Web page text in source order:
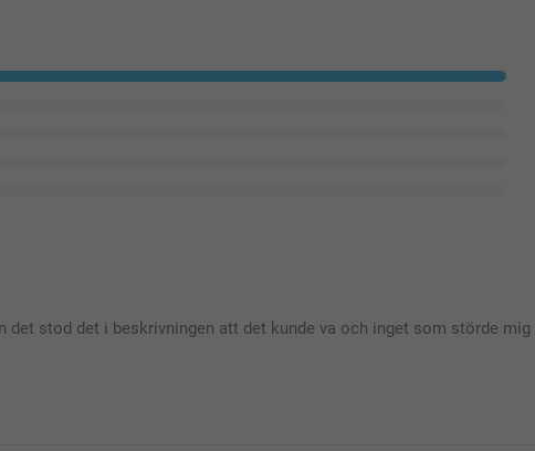
det stod det i beskrivningen att det kunde va och inget som störde mig